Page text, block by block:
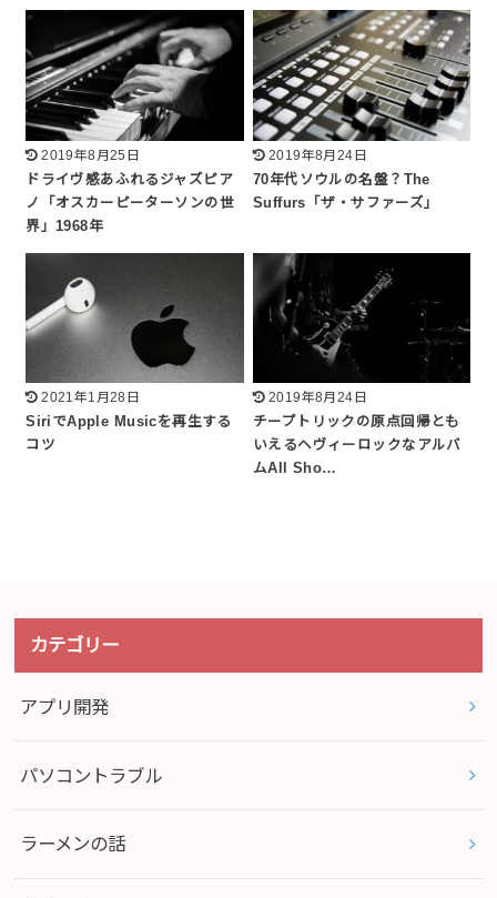
2019年8月25日
ドライヴ感あふれるジャズピア
ノ「オスカーピーターソンの世
界」1968年
2019年8月24日
70年代ソウルの名盤？The
Suffurs「ザ・サファーズ」
2021年1月28日
SiriでApple Musicを再生する
コツ
2019年8月24日
チープトリックの原点回帰とも
いえるヘヴィーロックなアルバ
ムAll Sho…
カテゴリー
アプリ開発
パソコントラブル
ラーメンの話